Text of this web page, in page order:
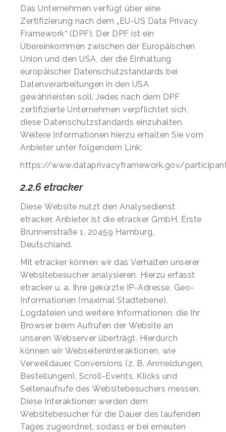
Das Unternehmen verfügt über eine
Zertifizierung nach dem „EU-US Data Privacy
Framework“ (DPF). Der DPF ist ein
Übereinkommen zwischen der Europäischen
Union und den USA, der die Einhaltung
europäischer Datenschutzstandards bei
Datenverarbeitungen in den USA
gewährleisten soll. Jedes nach dem DPF
zertifizierte Unternehmen verpflichtet sich,
diese Datenschutzstandards einzuhalten.
Weitere Informationen hierzu erhalten Sie vom
Anbieter unter folgendem Link:
https://www.dataprivacyframework.gov/
2.2.6 etracker
Diese Website nutzt den Analysedienst
etracker. Anbieter ist die etracker GmbH, Erste
Brunnenstraße 1, 20459 Hamburg,
Deutschland.
Mit etracker können wir das Verhalten unserer
Websitebesucher analysieren. Hierzu erfasst
etracker u. a. Ihre gekürzte IP-Adresse, Geo-
Informationen (maximal Stadtebene),
Logdateien und weitere Informationen, die Ihr
Browser beim Aufrufen der Website an
unseren Webserver überträgt. Hierdurch
können wir Webseiteninteraktionen, wie
Verweildauer, Conversions (z. B. Anmeldungen,
Bestellungen), Scroll-Events, Klicks und
Seitenaufrufe des Websitebesuchers messen.
Diese Interaktionen werden dem
Websitebesucher für die Dauer des laufenden
Tages zugeordnet, sodass er bei erneuten